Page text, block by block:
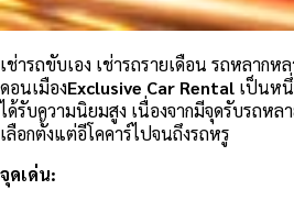
เช่ารถขับเอง เช่ารถรายเดือน รถหลากห
ดอนเมืองExclusive Car Rental เป็นห
ได้รับความนิยมสูง เนื่องจากมีจุดรับรถหล
เลือกตั้งแต่อีโคคาร์ไปจนถึงรถหรู
จุดเด่น: